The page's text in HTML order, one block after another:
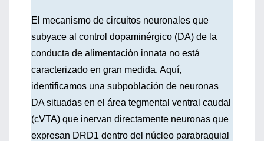
El mecanismo de circuitos neuronales que
subyace al control dopaminérgico (DA) de la
conducta de alimentación innata no está
caracterizado en gran medida. Aquí,
identificamos una subpoblación de neuronas
DA situadas en el área tegmental ventral caudal
(cVTA) que inervan directamente neuronas que
expresan DRD1 dentro del núcleo parabraquial